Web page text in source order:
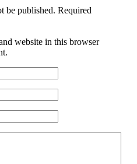
be published. Required
website in this browser